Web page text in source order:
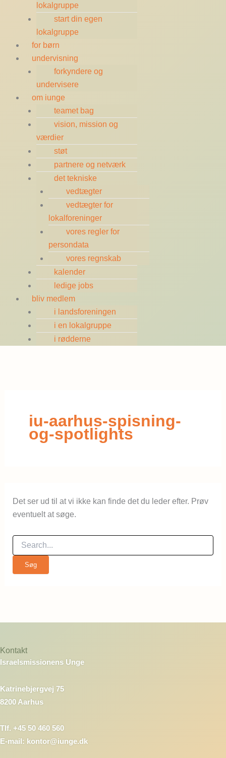
lokalgruppe
start din egen
lokalgruppe
for børn
undervisning
forkyndere og
undervisere
om iunge
teamet bag
vision, mission og
værdier
støt
partnere og netværk
det tekniske
vedtægter
vedtægter for
lokalforeninger
vores regler for
persondata
vores regnskab
kalender
ledige jobs
bliv medlem
i landsforeningen
i en lokalgruppe
i rødderne
iu-aarhus-spisning-
og-spotlights
Det ser ud til at vi ikke kan finde det du leder efter. Prøv
eventuelt at søge.
Kontakt
Israelsmissionens Unge
Katrinebjergvej 75
8200 Aarhus
Tlf. +45 50 460 560
E-mail: kontor@iunge.dk